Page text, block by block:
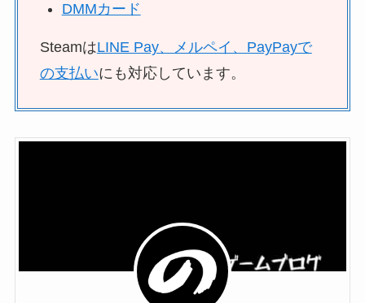
DMMカード
SteamはLINE Pay、メルペイ、PayPayで
の支払いにも対応しています。